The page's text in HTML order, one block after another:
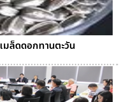
มล็ดดอกทานตะวัน